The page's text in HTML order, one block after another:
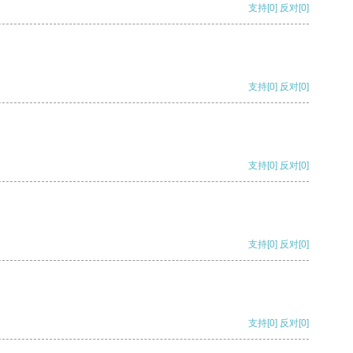
支持[0] 反对[0]
支持[0] 反对[0]
支持[0] 反对[0]
支持[0] 反对[0]
支持[0] 反对[0]